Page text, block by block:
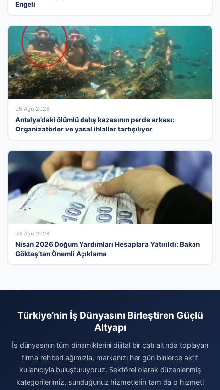
Engeli
05 Ağu 2026
Antalya’daki ölümlü dalış kazasının perde arkası:
Organizatörler ve yasal ihlaller tartışılıyor
04 Ağu 2026
Nisan 2026 Doğum Yardımları Hesaplara Yatırıldı: Bakan
Göktaş’tan Önemli Açıklama
Türkiye’nin İş Dünyasını Birleştiren Güçlü
Altyapı
İş dünyasının tüm dinamiklerini dijital bir çatı altında toplayan
firma rehberi ağımızla, markanızı her gün binlerce aktif
kullanıcıyla buluşturuyoruz. Sektörel olarak düzenlenmiş
kategorilerimiz, sunduğunuz hizmetlerin tam da o hizmeti